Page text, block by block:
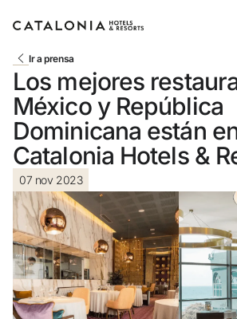
Inicia sesión en tu cuenta
Iniciar sesión
o usa una de estas
Entra con Google
Iniciar sesión solo con mail
Ir a prensa
Los mejores
México y República
Dominicana están
Catalonia Hotels &
07 nov 2023